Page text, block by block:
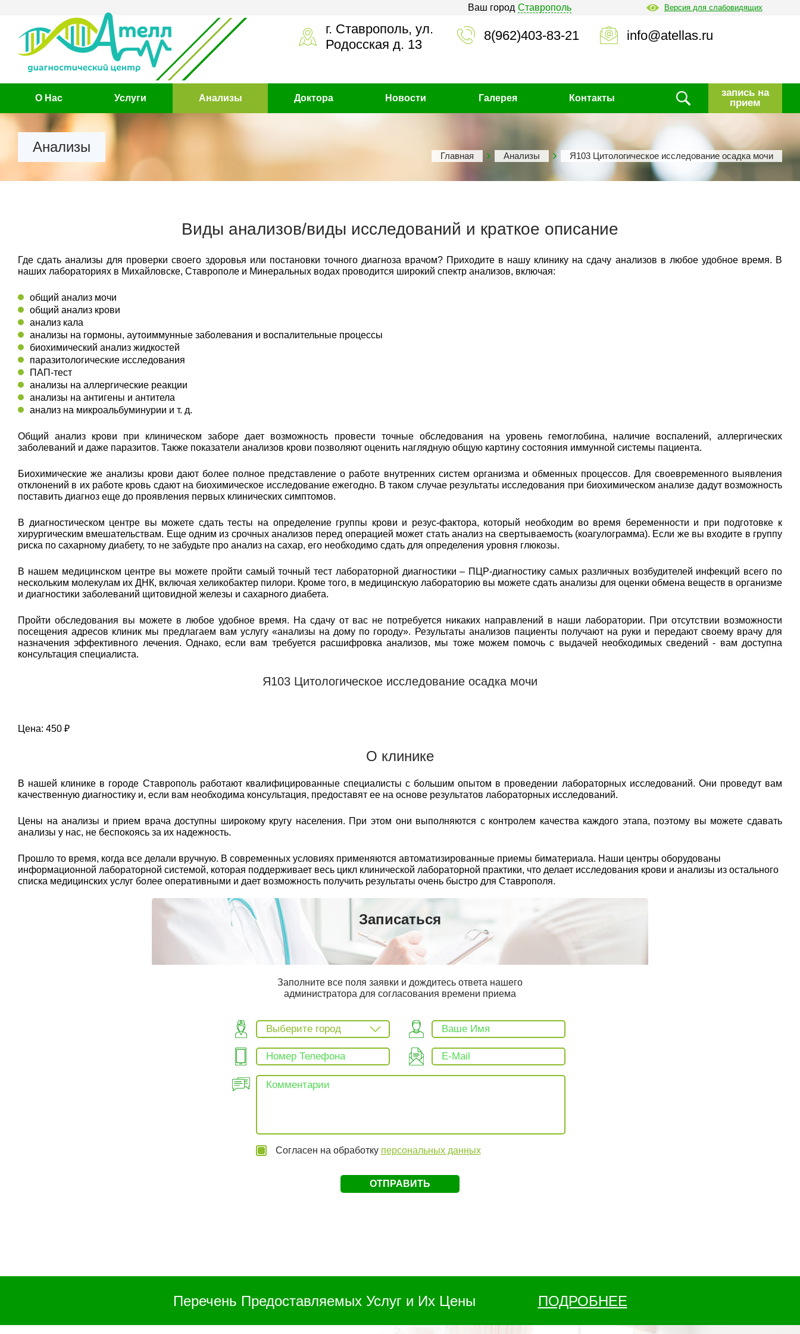
Ваш город Ставрополь Версия для слабовидящих
г. Ставрополь, ул.
Родосская д. 13
8(962)403-83-21 info@atellas.ru
О Нас Услуги Анализы Доктора Новости Галерея Контакты
запись на
прием
Анализы
Главная Анализы Я103 Цитологическое исследование осадка мочи
Виды анализов/виды исследований и краткое описание
Где сдать анализы для проверки своего здоровья или постановки точного диагноза врачом? Приходите в нашу клинику на сдачу анализов в любое удобное время. В
наших лабораториях в Михайловске, Ставрополе и Минеральных водах проводится широкий спектр анализов, включая:
общий анализ мочи
общий анализ крови
анализ кала
анализы на гормоны, аутоиммунные заболевания и воспалительные процессы
биохимический анализ жидкостей
паразитологические исследования
ПАП-тест
анализы на аллергические реакции
анализы на антигены и антитела
анализ на микроальбуминурии и т. д.
Общий анализ крови при клиническом заборе дает возможность провести точные обследования на уровень гемоглобина, наличие воспалений, аллергических
заболеваний и даже паразитов. Также показатели анализов крови позволяют оценить наглядную общую картину состояния иммунной системы пациента.
Биохимические же анализы крови дают более полное представление о работе внутренних систем организма и обменных процессов. Для своевременного выявления
отклонений в их работе кровь сдают на биохимическое исследование ежегодно. В таком случае результаты исследования при биохимическом анализе дадут возможность
поставить диагноз еще до проявления первых клинических симптомов.
В диагностическом центре вы можете сдать тесты на определение группы крови и резус-фактора, который необходим во время беременности и при подготовке к
хирургическим вмешательствам. Еще одним из срочных анализов перед операцией может стать анализ на свертываемость (коагулограмма). Если же вы входите в группу
риска по сахарному диабету, то не забудьте про анализ на сахар, его необходимо сдать для определения уровня глюкозы.
В нашем медицинском центре вы можете пройти самый точный тест лабораторной диагностики – ПЦР-диагностику самых различных возбудителей инфекций всего по
нескольким молекулам их ДНК, включая хеликобактер пилори. Кроме того, в медицинскую лабораторию вы можете сдать анализы для оценки обмена веществ в организме
и диагностики заболеваний щитовидной железы и сахарного диабета.
Пройти обследования вы можете в любое удобное время. На сдачу от вас не потребуется никаких направлений в наши лаборатории. При отсутствии возможности
посещения адресов клиник мы предлагаем вам услугу «анализы на дому по городу». Результаты анализов пациенты получают на руки и передают своему врачу для
назначения эффективного лечения. Однако, если вам требуется расшифровка анализов, мы тоже можем помочь с выдачей необходимых сведений - вам доступна
консультация специалиста.
Я103 Цитологическое исследование осадка мочи
Цена: 450 ₽
О клинике
В нашей клинике в городе Ставрополь работают квалифицированные специалисты с большим опытом в проведении лабораторных исследований. Они проведут вам
качественную диагностику и, если вам необходима консультация, предоставят ее на основе результатов лабораторных исследований.
Цены на анализы и прием врача доступны широкому кругу населения. При этом они выполняются с контролем качества каждого этапа, поэтому вы можете сдавать
анализы у нас, не беспокоясь за их надежность.
Прошло то время, когда все делали вручную. В современных условиях применяются автоматизированные приемы биматериала. Наши центры оборудованы
информационной лабораторной системой, которая поддерживает весь цикл клинической лабораторной практики, что делает исследования крови и анализы из остального
списка медицинских услуг более оперативными и дает возможность получить результаты очень быстро для Ставрополя.
Записаться
Заполните все поля заявки и дождитесь ответа нашего
администратора для согласования времени приема
Выберите город
Согласен на обработку персональных данных
Перечень Предоставляемых Услуг и Их Цены ПОДРОБНЕЕ